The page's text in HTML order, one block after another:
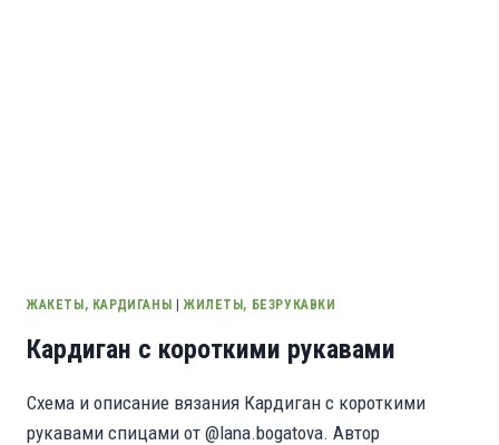
ЖАКЕТЫ, КАРДИГАНЫ | ЖИЛЕТЫ, БЕЗРУКАВКИ
Кардиган с короткими рукавами
Схема и описание вязания Кардиган с короткими
рукавами спицами от @lana.bogatova. Автор